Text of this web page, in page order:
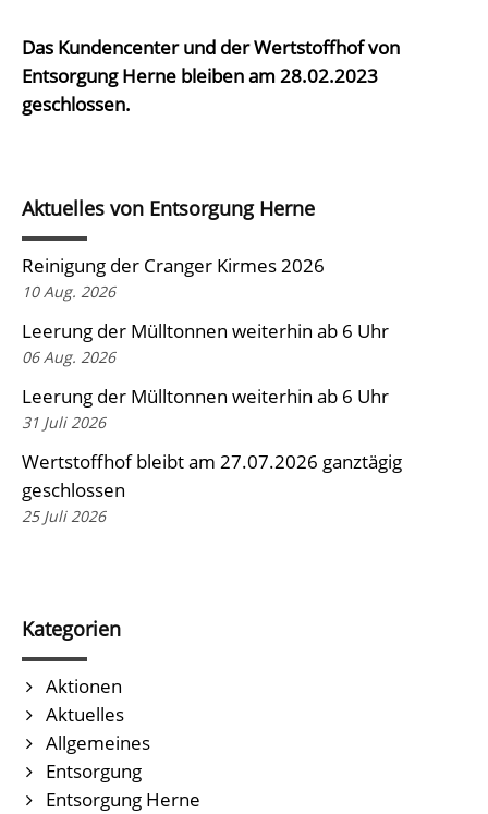
Das Kundencenter und der Wertstoffhof von
Entsorgung Herne bleiben am 28.02.2023
geschlossen.
Aktuelles von Entsorgung Herne
Reinigung der Cranger Kirmes 2026
10 Aug. 2026
Leerung der Mülltonnen weiterhin ab 6 Uhr
06 Aug. 2026
Leerung der Mülltonnen weiterhin ab 6 Uhr
31 Juli 2026
Wertstoffhof bleibt am 27.07.2026 ganztägig
geschlossen
25 Juli 2026
Kategorien
Aktionen
Aktuelles
Allgemeines
Entsorgung
Entsorgung Herne